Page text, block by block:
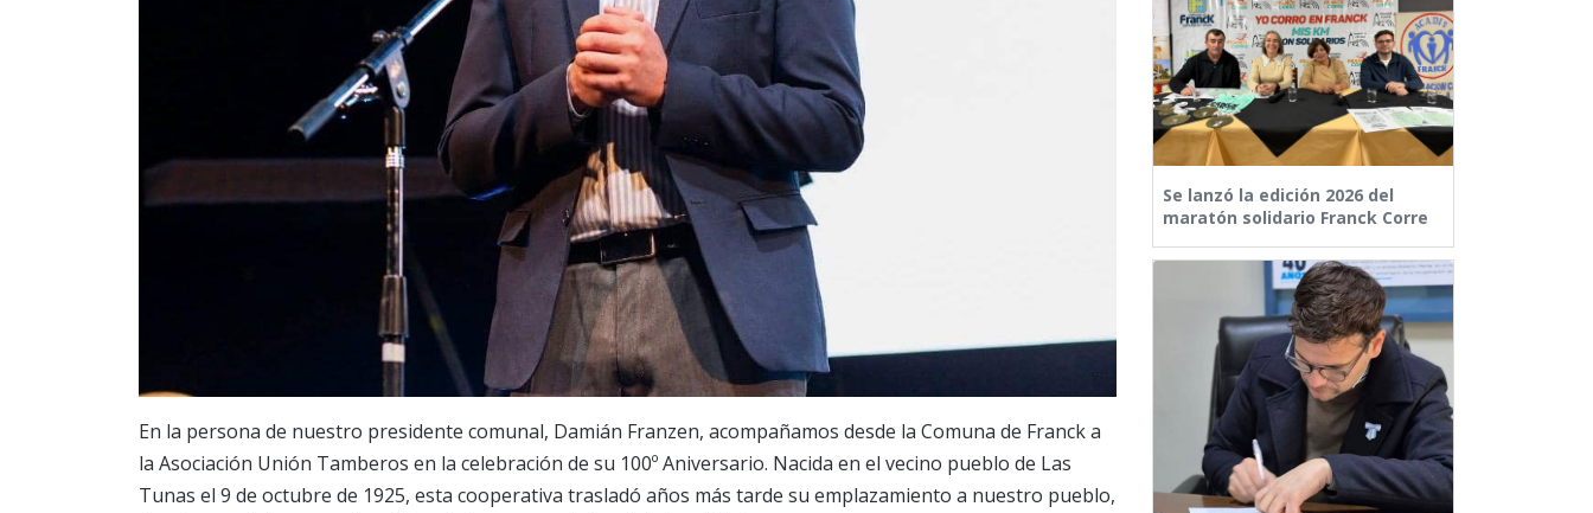
En la persona de nuestro presidente comunal, Damián Franzen, acompañamos desde la Comuna de Franck a
la Asociación Unión Tamberos en la celebración de su 100º Aniversario. Nacida en el vecino pueblo de Las
Tunas el 9 de octubre de 1925, esta cooperativa trasladó años más tarde su emplazamiento a nuestro pueblo,
Se lanzó la edición 2026 del
maratón solidario Franck Corre